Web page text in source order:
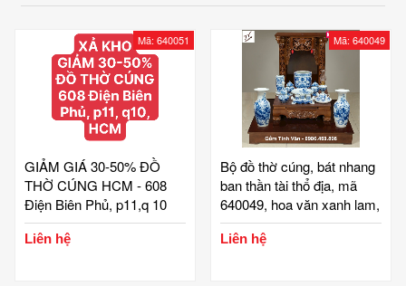
Mã: 640051
GIẢM GIÁ 30-50% ĐỒ
THỜ CÚNG HCM - 608
Điện Biên Phủ, p11,q 10
Liên hệ
Mã: 640049
Bộ đồ thờ cúng, bát nhang
ban thần tài thổ địa, mã
640049, hoa văn xanh lam,
vẽ tay tinh xảo rồng chầu
nguyệt, hoa sen, gốm bát
Liên hệ